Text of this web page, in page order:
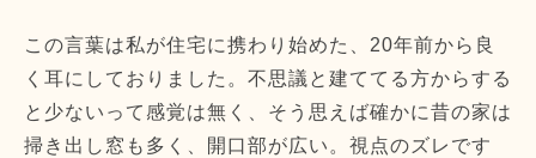
この言葉は私が住宅に携わり始めた、20年前から良
く耳にしておりました。不思議と建ててる方からする
と少ないって感覚は無く、そう思えば確かに昔の家は
掃き出し窓も多く、開口部が広い。視点のズレです